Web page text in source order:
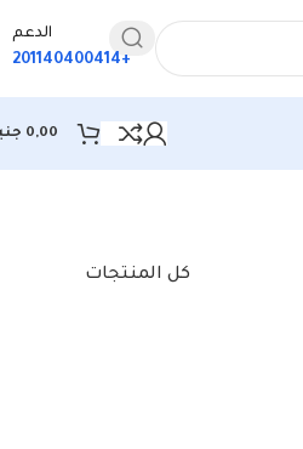
الدعم
+201140400414
0,00
كل المنتجات